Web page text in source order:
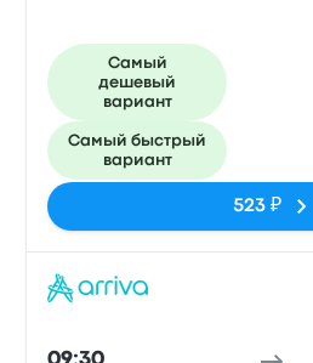
Самый
дешевый
вариант
Самый быстрый
вариант
523 ₽